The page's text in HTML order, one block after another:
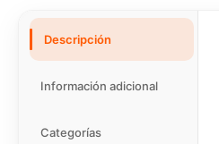
Descripción
Información adicional
Categorías